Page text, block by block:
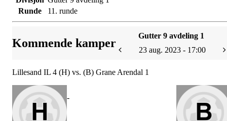
Runde
11. runde
Kommende kamper
Gutter 9 avdeling 1
23 aug. 2023 - 17:00
Lillesand IL 4 (H) vs. (B) Grane Arendal 1
-